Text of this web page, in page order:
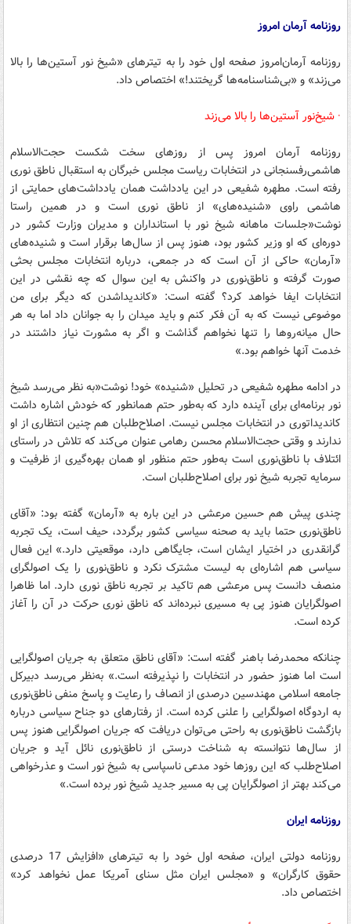
روزنامه آرمان‌ امروز
روزنامه آرمان‌امروز صفحه اول خود را به تیترهای «شیخ نور آستین‌ها را بالا
می‌زند» و «بی‌شناسنامه‌ها گریختند!» اختصاص داد.
· شیخ‌نور آستین‌ها را بالا می‌زند
روزنامه آرمان‌ امروز پس از روزهای سخت شکست حجت‌الاسلام
هاشمی‌رفسنجانی در انتخابات ریاست مجلس خبرگان به استقبال ناطق نوری
رفته است. مطهره شفیعی در این یادداشت همان یادداشت‌های حمایتی از
هاشمی راوی «شنیده‌های» از ناطق نوری است و در همین راستا
نوشت«جلسات ماهانه شیخ نور با استانداران و مدیران وزارت کشور در
دوره‌ای که او وزیر کشور بود، هنوز پس از سال‌ها برقرار است و شنیده‌های
«آرمان» حاکی از آن است که در جمعی، درباره انتخابات مجلس بحثی
صورت گرفته و ناطق‌نوری در واکنش به این سوال که چه نقشی در این
انتخابات ایفا خواهد کرد؟ گفته است: «کاندیداشدن که دیگر برای من
موضوعی نیست که به آن فکر کنم و باید میدان را به جوانان داد اما به هر
حال میانه‌روها را تنها نخواهم گذاشت و اگر به مشورت نیاز داشتند در
خدمت آنها خواهم بود.»
در ادامه مطهره شفیعی در تحلیل «شنیده» خود! نوشت«به نظر می‌رسد شیخ
نور برنامه‌ای برای آینده دارد که به‌طور حتم همانطور که خودش اشاره داشت
کاندیداتوری در انتخابات مجلس نیست. اصلاح‌طلبان هم چنین انتظاری از او
ندارند و وقتی حجت‌الاسلام محسن رهامی عنوان می‌کند که تلاش در راستای
ائتلاف با ناطق‌نوری است به‌طور حتم منظور او همان بهره‌گیری از ظرفیت و
سرمایه تجربه شیخ نور برای اصلاح‌طلبان است.
چندی پیش هم حسین مرعشی در این باره به «آرمان» گفته بود: «آقای
ناطق‌نوری حتما باید به صحنه سیاسی کشور برگردد، حیف است، یک تجربه
گرانقدری در اختیار ایشان است، جایگاهی دارد، موقعیتی دارد.» این فعال
سیاسی هم اشاره‌ای به لیست مشترک نکرد و ناطق‌نوری را یک اصولگرای
منصف دانست پس مرعشی هم تاکید بر تجربه ناطق نوری دارد. اما ظاهرا
اصولگرایان هنوز پی به مسیری نبرده‌اند که ناطق نوری حرکت در آن را آغاز
کرده است.
چنانکه محمدرضا باهنر گفته است: «آقای ناطق متعلق به جریان اصولگرایی
است اما هنوز حضور در انتخابات را نپذیرفته است.» به‌نظر می‌رسد دبیرکل
جامعه اسلامی مهندسین درصدی از انصاف را رعایت و پاسخ منفی ناطق‌نوری
به اردوگاه اصولگرایی را علنی کرده است. از رفتارهای دو جناح سیاسی درباره
بازگشت ناطق‌نوری به راحتی می‌توان دریافت که جریان اصولگرایی هنوز پس
از سال‌ها نتوانسته به شناخت درستی از ناطق‌نوری نائل آید و جریان
اصلاح‌طلب که این روزها خود مدعی ناسپاسی به شیخ نور است و عذرخواهی
می‌کند بهتر از اصولگرایان پی به مسیر جدید شیخ نور برده است.»
روزنامه ایران
روزنامه دولتی ایران، صفحه اول خود را به تیترهای «افزایش 17 درصدی
حقوق کارگران» و «مجلس ایران مثل سنای آمریکا عمل نخواهد کرد»
اختصاص داد.